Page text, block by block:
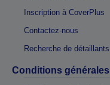
Inscription à CoverPlus
Contactez-nous
Recherche de détaillants
Conditions générales